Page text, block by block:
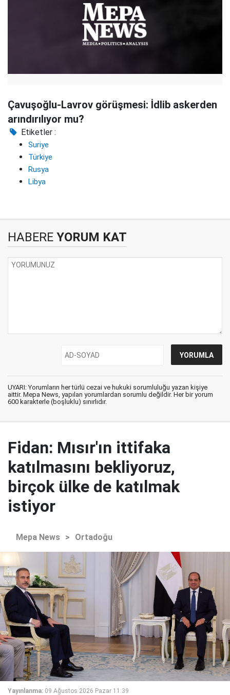
Çavuşoğlu-Lavrov görüşmesi: İdlib askerden
arındırılıyor mu?
Etiketler :
Suriye
Türkiye
Rusya
Libya
HABERE YORUM KAT
UYARI: Yorumların her türlü cezai ve hukuki sorumluluğu yazan kişiye
aittir. Mepa News, yapılan yorumlardan sorumlu değildir. Her bir yorum
600 karakterle (boşluklu) sınırlıdır.
Fidan: Mısır'ın ittifaka
katılmasını bekliyoruz,
birçok ülke de katılmak
istiyor
Mepa News > Ortadoğu
Yayınlanma: 09 Ağustos 2026 Pazar 11:39